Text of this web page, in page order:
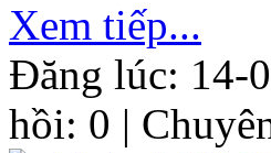
Xem tiếp...
Đăng lúc: 14-
hồi: 0 |